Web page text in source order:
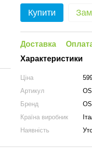
Купити
Доставка
Характеристики
Ціна
Артикул
Бренд
Країна виробник
Наявність